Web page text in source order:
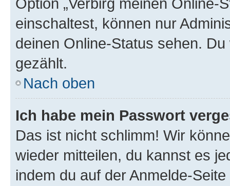
einschaltest, können nur
deinen Online-Status sehen.
gezählt.
Nach oben
Ich habe mein Passwort
Das ist nicht schlimm! Wir
wieder mitteilen, du kannst es
indem du auf der Anmelde-